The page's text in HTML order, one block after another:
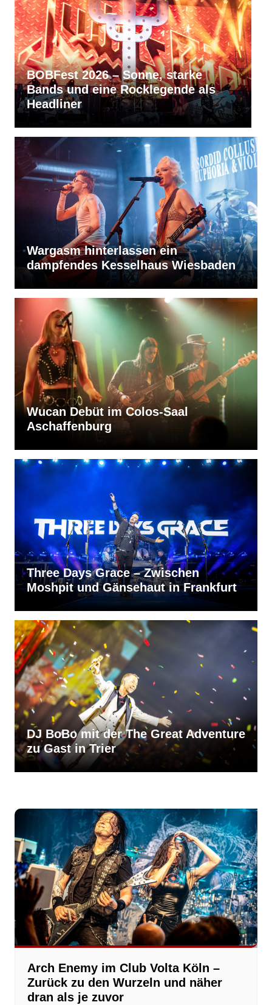
RVBang Festival 2026 – Balingen
bleibt die Metal-Hochburg des
Südens
Wargasm hinterlassen ein
dampfendes Kesselhaus Wiesbaden
Wucan Debüt im Colos-Saal
Aschaffenburg
Three Days Grace – Zwischen
Moshpit und Gänsehaut in Frankfurt
DJ BoBo mit der The Great Adventure
zu Gast in Trier
Arch Enemy im Club Volta Köln –
Zurück zu den Wurzeln und näher
dran als je zuvor